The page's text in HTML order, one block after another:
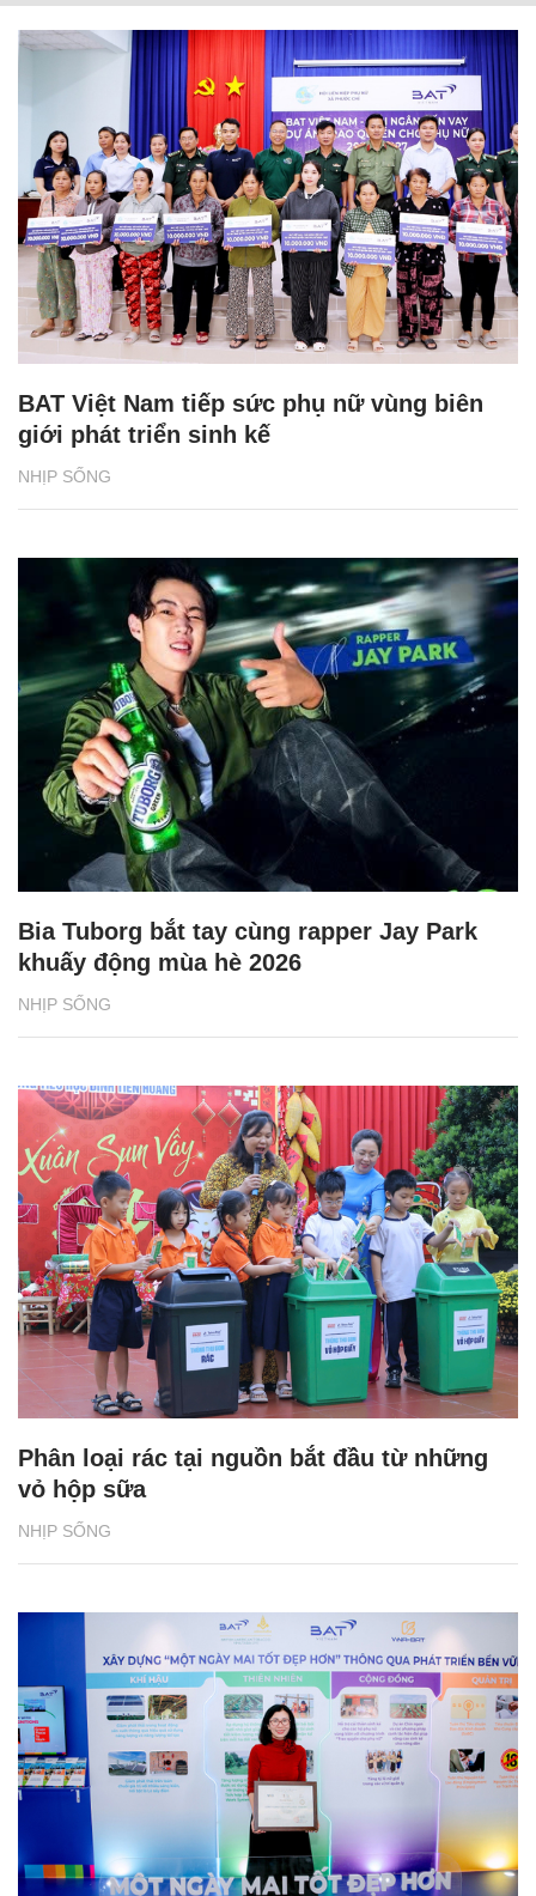
NHỊP SỐNG
BAT Việt Nam tiếp sức phụ nữ vùng biên
giới phát triển sinh kế
NHỊP SỐNG
Bia Tuborg bắt tay cùng rapper Jay Park
khuấy động mùa hè 2026
NHỊP SỐNG
Phân loại rác tại nguồn bắt đầu từ những
vỏ hộp sữa